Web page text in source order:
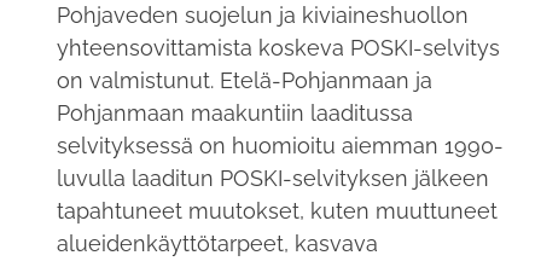
Pohjaveden suojelun ja kiviaineshuollon
yhteensovittamista koskeva POSKI-selvitys
on valmistunut. Etelä-Pohjanmaan ja
Pohjanmaan maakuntiin laaditussa
selvityksessä on huomioitu aiemman 1990-
luvulla laaditun POSKI-selvityksen jälkeen
tapahtuneet muutokset, kuten muuttuneet
alueidenkäyttötarpeet, kasvava